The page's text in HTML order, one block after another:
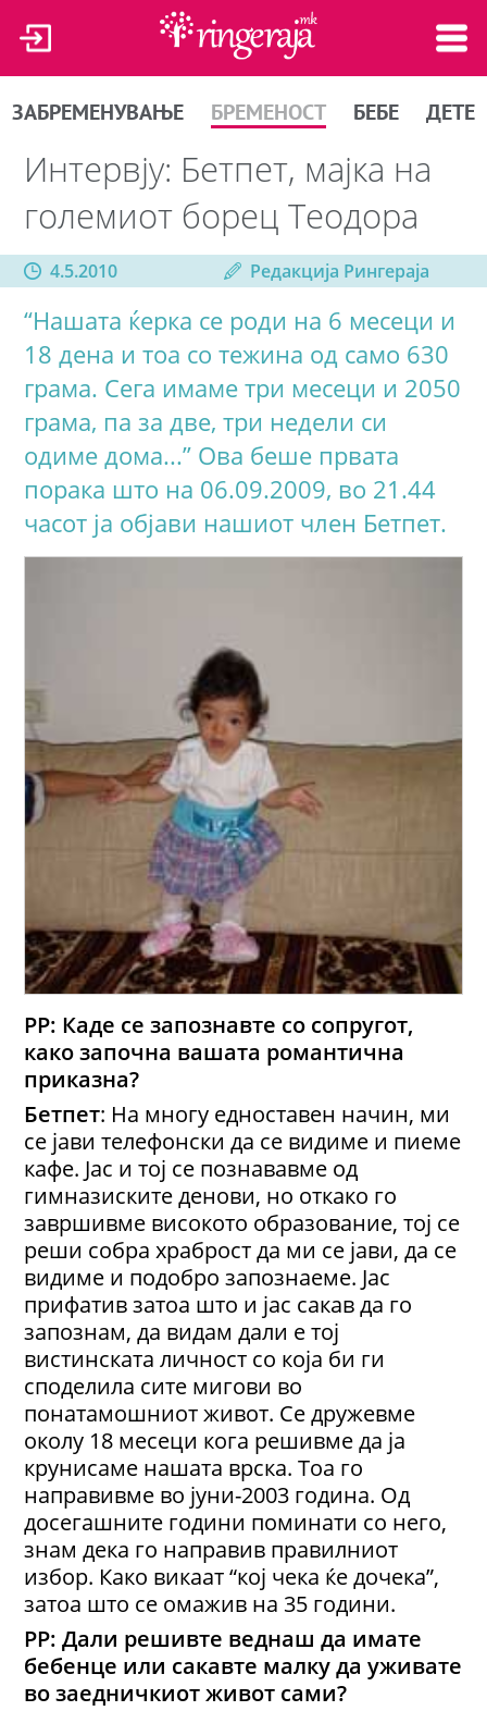
ЗАБРЕМЕНУВАЊЕ БРЕМЕНОСТ БЕБЕ ДЕТЕ
Интервју: Бетпет, мајка на
големиот борец Теодора
4.5.2010 Редакција Рингераја
“Нашата ќерка се роди на 6 месеци и
18 дена и тоа со тежина од само 630
грама. Сега имаме три месеци и 2050
грама, па за две, три недели си
одиме дома...” Ова беше првата
порака што на 06.09.2009, во 21.44
часот ја објави нашиот член Бетпет.
РР: Каде се запознавте со сопругот,
како започна вашата романтична
приказна?
Бетпет: На многу едноставен начин, ми
се јави телефонски да се видиме и пиеме
кафе. Јас и тој се познававме од
гимназиските денови, но откако го
завршивме високото образование, тој се
реши собра храброст да ми се јави, да се
видиме и подобро запознаеме. Јас
прифатив затоа што и јас сакав да го
запознам, да видам дали е тој
вистинската личност со која би ги
споделила сите мигови во
понатамошниот живот. Се дружевме
околу 18 месеци кога решивме да ја
крунисаме нашата врска. Тоа го
направивме во јуни-2003 година. Од
досегашните години поминати со него,
знам дека го направив правилниот
избор. Како викаат “кој чека ќе дочека”,
затоа што се омажив на 35 години.
РР: Дали решивте веднаш да имате
бебенце или сакавте малку да уживате
во заедничкиот живот сами?